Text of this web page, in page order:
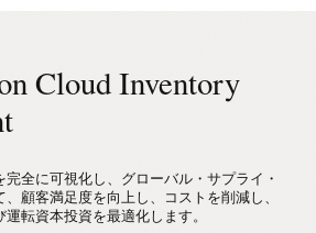
Cloud Inventory
全に可視化し、グローバル・サプライ・
顧客満足度を向上し、コストを削減し、
転資本投資を最適化します。